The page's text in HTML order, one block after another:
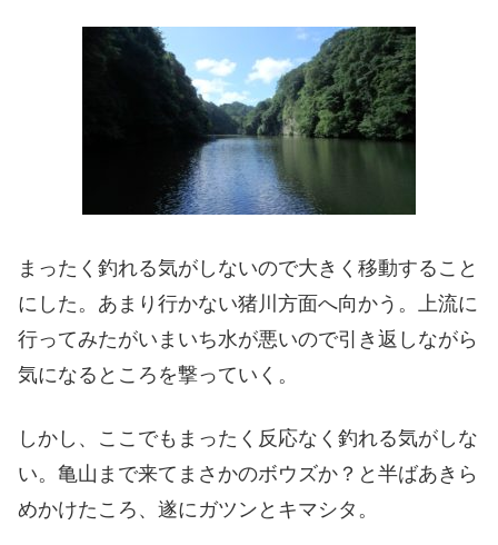
まったく釣れる気がしないので大きく移動すること
にした。あまり行かない猪川方面へ向かう。上流に
行ってみたがいまいち水が悪いので引き返しながら
気になるところを撃っていく。
しかし、ここでもまったく反応なく釣れる気がしな
い。亀山まで来てまさかのボウズか？と半ばあきら
めかけたころ、遂にガツンとキマシタ。